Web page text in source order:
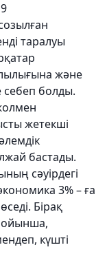
таралуы
және
себеп болды.
жетекші
бастады.
сәуірдегі
3% – ға
Бірақ
күшті